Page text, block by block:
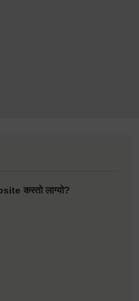
कस्तो लाग्यो?